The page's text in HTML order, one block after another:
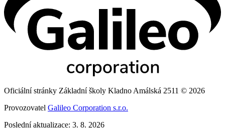
Oficiální stránky Základní školy Kladno Amálská 2511 © 2026
Provozovatel Galileo Corporation s.r.o.
Poslední aktualizace: 3. 8. 2026